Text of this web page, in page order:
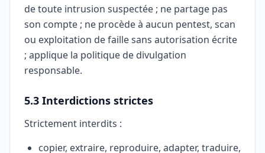
de toute intrusion suspectée ; ne partage pas
son compte ; ne procède à aucun pentest, scan
ou exploitation de faille sans autorisation écrite
; applique la politique de divulgation
responsable.
5.3 Interdictions strictes
Strictement interdits :
copier, extraire, reproduire, adapter, traduire,